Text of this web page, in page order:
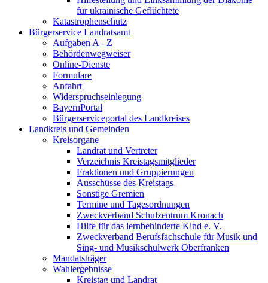
für ukrainische Geflüchtete
Katastrophenschutz
Bürgerservice Landratsamt
Aufgaben A - Z
Behördenwegweiser
Online-Dienste
Formulare
Anfahrt
Widerspruchseinlegung
BayernPortal
Bürgerserviceportal des Landkreises
Landkreis und Gemeinden
Kreisorgane
Landrat und Vertreter
Verzeichnis Kreistagsmitglieder
Fraktionen und Gruppierungen
Ausschüsse des Kreistags
Sonstige Gremien
Termine und Tagesordnungen
Zweckverband Schulzentrum Kronach
Hilfe für das lernbehinderte Kind e. V.
Zweckverband Berufsfachschule für Musik und
Sing- und Musikschulwerk Oberfranken
Mandatsträger
Wahlergebnisse
Kreistag und Landrat